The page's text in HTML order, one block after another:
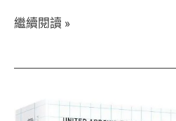
打
繼續閱讀 »
【時